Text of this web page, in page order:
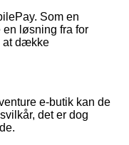
Som en
løsning fra for
at dække
e-butik kan de
det er dog